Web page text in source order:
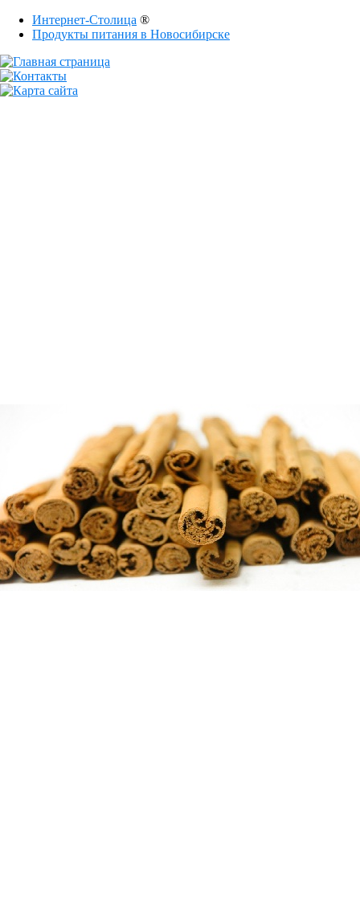
Интернет-Столица ®
Продукты питания в Новосибирске